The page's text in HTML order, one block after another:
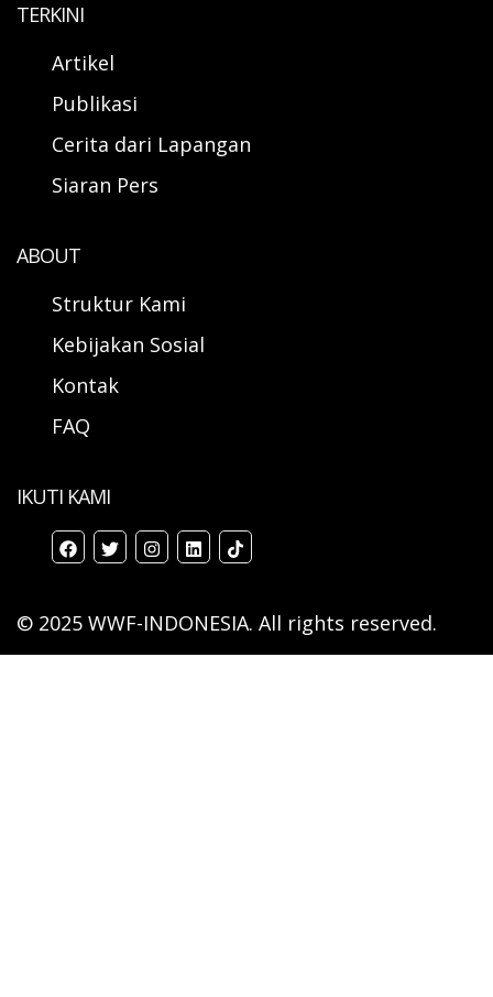
TERKINI
Artikel
Publikasi
Cerita dari Lapangan
Siaran Pers
ABOUT
Struktur Kami
Kebijakan Sosial
Kontak
FAQ
IKUTI KAMI
© 2025 WWF-INDONESIA. All rights reserved.